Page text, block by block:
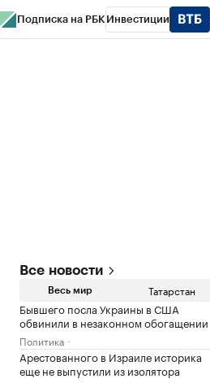
Подписка на РБК Инвестиции
Все новости
Весь мир Татарстан
Бывшего посла Украины в США
обвинили в незаконном обогащении
Политика
Арестованного в Израиле историка
еще не выпустили из изолятора